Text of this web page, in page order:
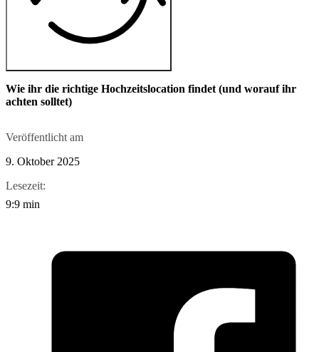
Wie ihr die richtige Hochzeitslocation findet (und worauf ihr
achten solltet)
Veröffentlicht am
9. Oktober 2025
Lesezeit:
9:9 min